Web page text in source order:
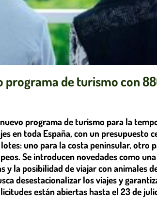
programa de turismo con
programa de turismo para la
en toda España, con un presupuesto
uno para la costa peninsular, otro
Se introducen novedades como
y la posibilidad de viajar con animales
desestacionalizar los viajes y
están abiertas hasta el 23 de